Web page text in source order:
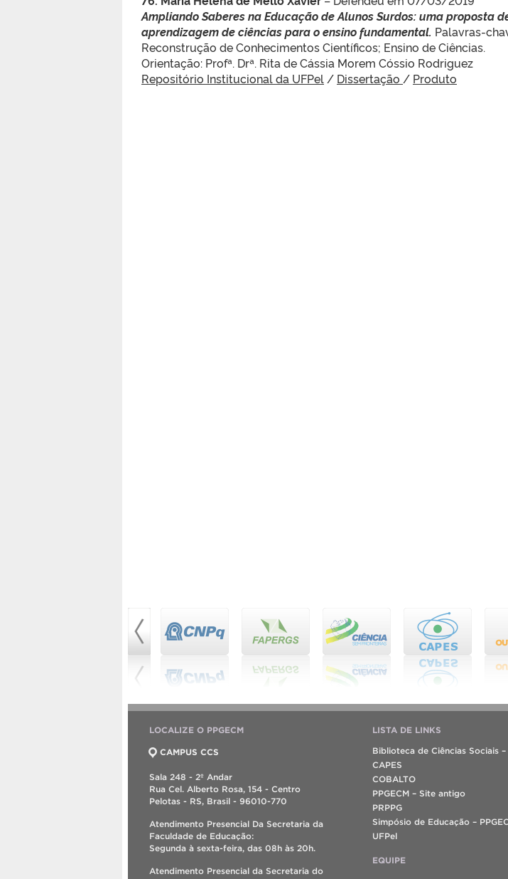
Ampliando Saberes na Educação de Alunos Surdos: uma proposta
aprendizagem de ciências para o ensino fundamental. Palavras-
Reconstrução de Conhecimentos Científicos; Ensino de Ciências.
Orientação: Profª. Drª. Rita de Cássia Morem Cóssio Rodriguez
Repositório Institucional da UFPel / Dissertação / Produto
LOCALIZE O PPGECM
CAMPUS CCS
Sala 248 - 2º Andar
Rua Cel. Alberto Rosa, 154 - Centro
Pelotas - RS, Brasil - 96010-770
Atendimento Presencial Da Secretaria da
Faculdade de Educação:
Segunda à sexta-feira, das 08h às 20h.
Atendimento Presencial da Secretaria do
LISTA DE LINKS
Biblioteca de Ciências Sociais –
CAPES
COBALTO
PPGECM – Site antigo
PRPPG
Simpósio de Educação –
UFPel
EQUIPE